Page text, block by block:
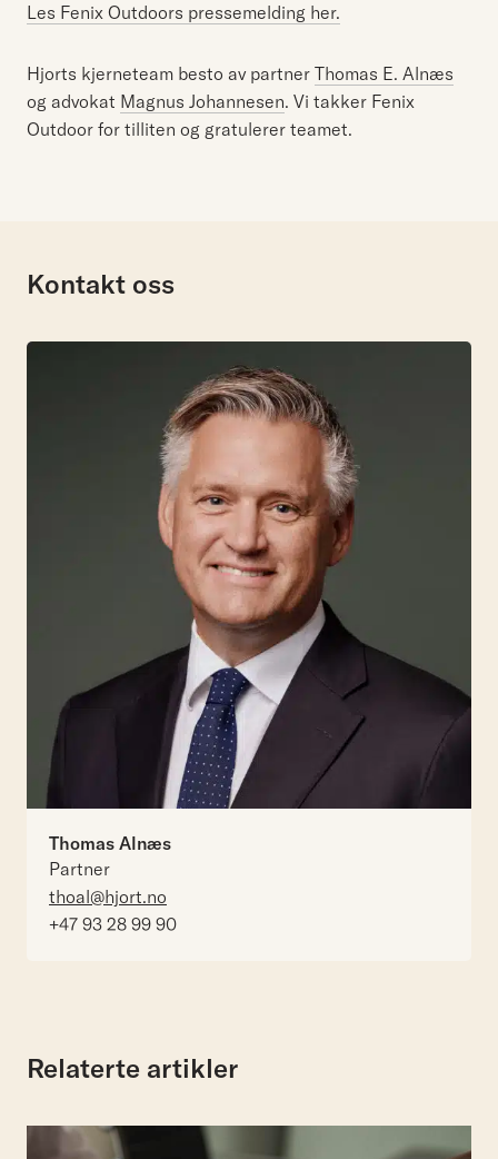
Les Fenix Outdoors pressemelding her.
Hjorts kjerneteam besto av partner Thomas E. Alnæs
og advokat Magnus Johannesen. Vi takker Fenix
Outdoor for tilliten og gratulerer teamet.
Kontakt oss
Thomas Alnæs
Partner
thoal@hjort.no
+47 93 28 99 90
Relaterte artikler